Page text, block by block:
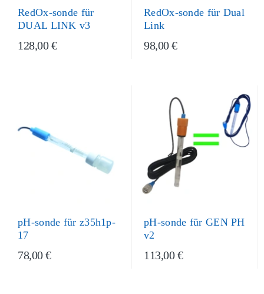
RedOx-sonde für
DUAL LINK v3
128,00 €
RedOx-sonde für Dual
Link
98,00 €
pH-sonde für z35h1p-
17
78,00 €
pH-sonde für GEN PH
v2
113,00 €